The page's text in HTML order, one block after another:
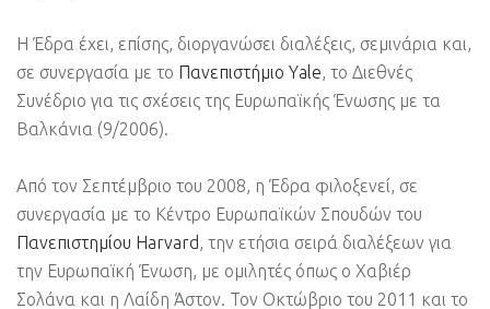
Η Έδρα έχει, επίσης, διοργανώσει διαλέξεις, σεμινάρια και,
σε συνεργασία με το Πανεπιστήμιο Yale, το Διεθνές
Συνέδριο για τις σχέσεις της Ευρωπαϊκής Ένωσης με τα
Βαλκάνια (9/2006).
Από τον Σεπτέμβριο του 2008, η Έδρα φιλοξενεί, σε
συνεργασία με το Κέντρο Ευρωπαϊκών Σπουδών του
Πανεπιστημίου Harvard , την ετήσια σειρά διαλέξεων για
την Ευρωπαϊκή Ένωση, με ομιλητές όπως ο Χαβιέρ
Σολάνα και η Λαίδη Άστον. Τον Οκτώβριο του 2011 και το